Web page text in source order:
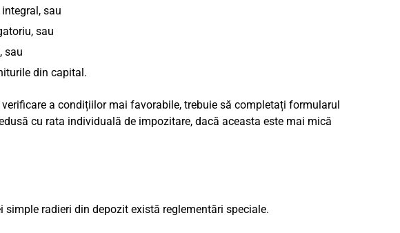
sau
sau
sau
din capital.
a condițiilor mai favorabile, trebuie să completați formularul
cu rata individuală de impozitare, dacă aceasta este mai mică
radieri din depozit există reglementări speciale.